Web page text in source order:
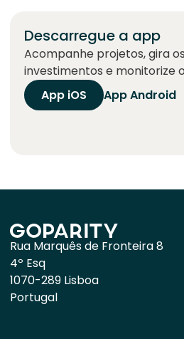
Descarregue a app
Acompanhe projetos, gira
investimentos e monitorize
App iOS
App Android
Rua Marquês de Fronteira 8
4º Esq
1070-289 Lisboa
Portugal